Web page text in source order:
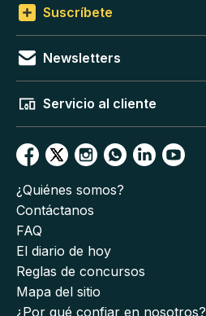
Suscríbete
Newsletters
Servicio al cliente
¿Quiénes somos?
Contáctanos
FAQ
El diario de hoy
Reglas de concursos
Mapa del sitio
¿Por qué confiar en nosotros?